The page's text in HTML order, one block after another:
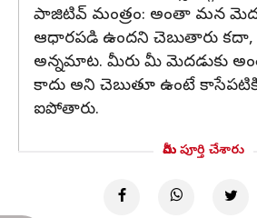
పాజిటివ్ మంత్రం: అంతా మన
ఆధారపడి ఉందని చెబుతారు
అన్నమాట. మీరు మీ మెదడుకు
కాదు అని చెబుతూ ఉంటే
ఐపోతారు.
మీరు పూర్తి చేశారు